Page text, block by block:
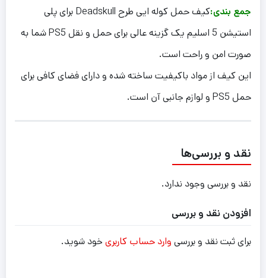
جمع بندی:
کیف حمل کوله ایی طرح Deadskull برای پلی
استیشن 5 اسلیم یک گزینه عالی برای حمل و نقل PS5 شما به
صورت امن و راحت است.
این کیف از مواد باکیفیت ساخته شده و دارای فضای کافی برای
حمل PS5 و لوازم جانبی آن است.
نقد و بررسی‌ها
نقد و بررسی وجود ندارد.
افزودن نقد و بررسی
برای ثبت نقد و بررسی وارد حساب کاربری خود شوید.